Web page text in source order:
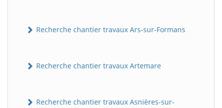
Recherche chantier travaux Ars-sur-Formans
Recherche chantier travaux Artemare
Recherche chantier travaux Asnières-sur-